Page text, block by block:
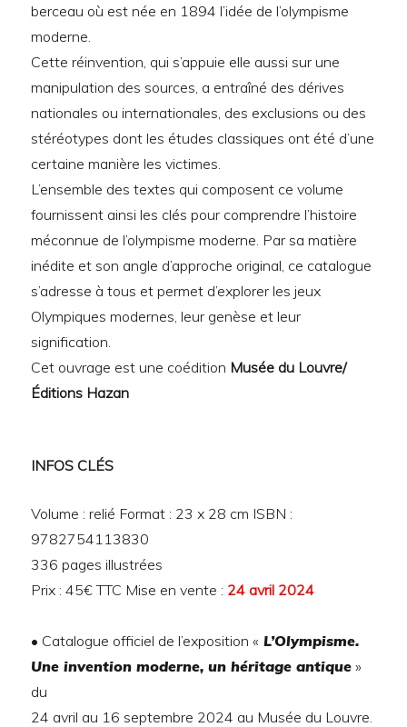
berceau où est née en 1894 l’idée de l’olympisme
moderne.
Cette réinvention, qui s’appuie elle aussi sur une
manipulation des sources, a entraîné des dérives
nationales ou internationales, des exclusions ou des
stéréotypes dont les études classiques ont été d’une
certaine manière les victimes.
L’ensemble des textes qui composent ce volume
fournissent ainsi les clés pour comprendre l’histoire
méconnue de l’olympisme moderne. Par sa matière
inédite et son angle d’approche original, ce catalogue
s’adresse à tous et permet d’explorer les jeux
Olympiques modernes, leur genèse et leur
signification.
Cet ouvrage est une coédition Musée du Louvre/
Éditions Hazan
INFOS CLÉS
Volume : relié Format : 23 x 28 cm ISBN :
9782754113830
336 pages illustrées
Prix : 45€ TTC Mise en vente : 24 avril 2024
• Catalogue officiel de l’exposition « L’Olympisme.
Une invention moderne, un héritage antique »
du
24 avril au 16 septembre 2024 au Musée du Louvre.